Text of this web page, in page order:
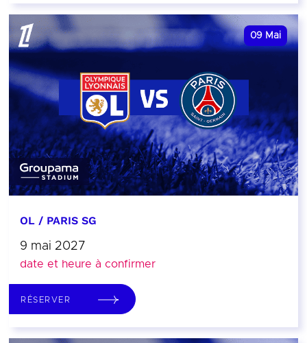
09 Mai
OL / PARIS SG
9 mai 2027
date et heure à confirmer
RÉSERVER